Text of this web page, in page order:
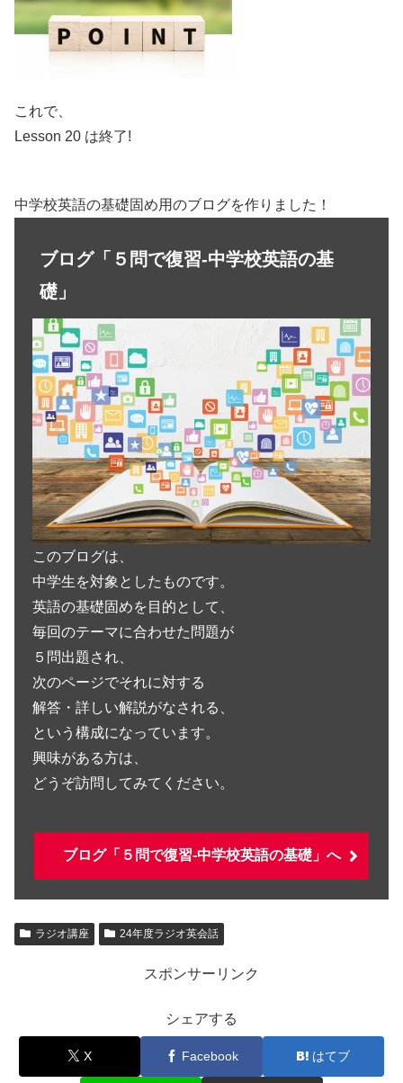
これで、
Lesson 20 は終了!
中学校英語の基礎固め用のブログを作りました！
ブログ「５問で復習-中学校英語の基
礎」
このブログは、
中学生を対象としたものです。
英語の基礎固めを目的として、
毎回のテーマに合わせた問題が
５問出題され、
次のページでそれに対する
解答・詳しい解説がなされる、
という構成になっています。
興味がある方は、
どうぞ訪問してみてください。
ブログ「５問で復習-中学校英語の基礎」へ
ラジオ講座 24年度ラジオ英会話
スポンサーリンク
シェアする
X Facebook はてブ